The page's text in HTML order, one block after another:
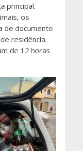
principal.
os
de documento
residência.
de 12 horas